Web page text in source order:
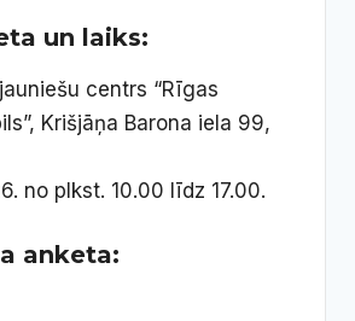
un laiks:
centrs “Rīgas
Krišjāņa Barona iela 99,
no plkst. 10.00 līdz 17.00.
anketa: